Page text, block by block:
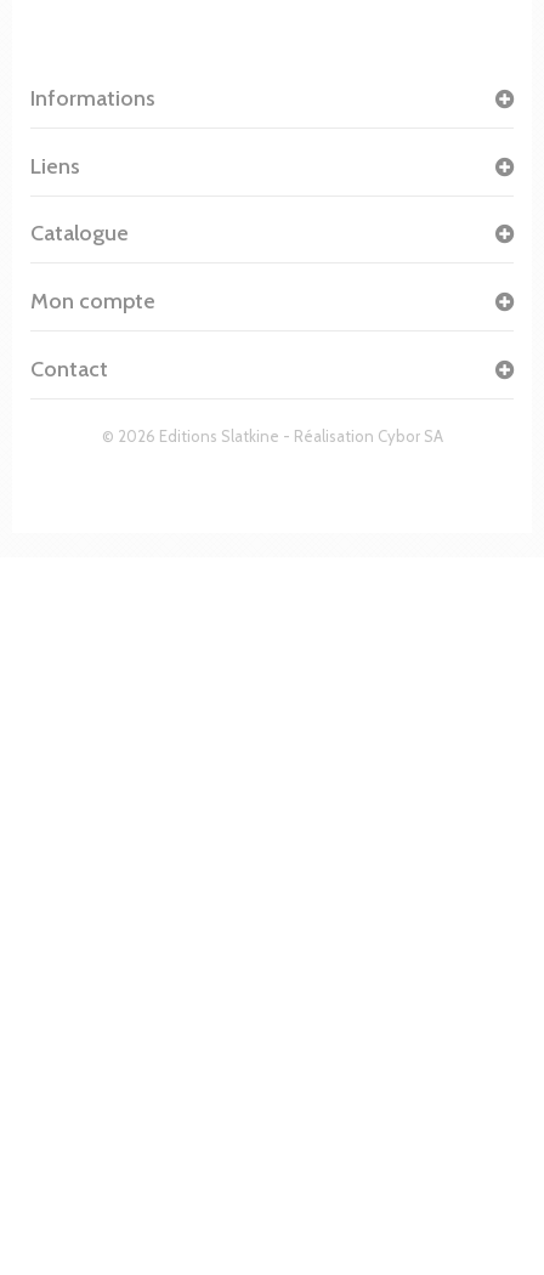
Informations
© 2026 Editions Slatkine - Réalisation Cybor SA
Liens
Catalogue
Mon compte
Contact